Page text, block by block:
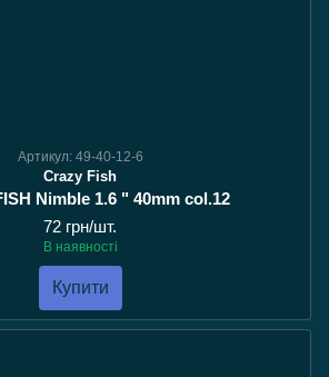
Артикул: 49-40-12-6
Crazy Fish
Nimble 1.6 " 40mm col.12
72 грн/шт.
В наявності
Купити